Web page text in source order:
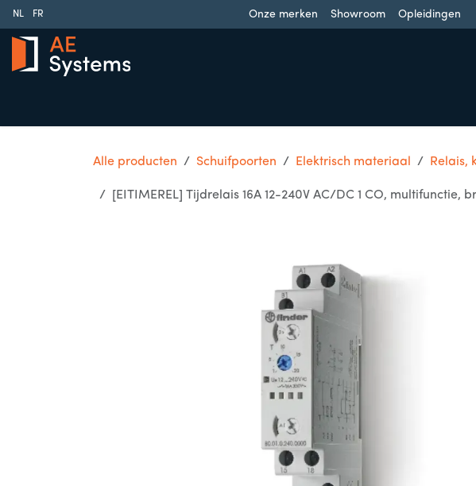
Overslaan naar inhoud
NL FR Onze merken Showroom Opleidingen
Alle producten Schuifpoorten Elektrisch materiaal Relais,
[EITIMEREL] Tijdrelais 16A 12-240V AC/DC 1 CO, multifunctie,